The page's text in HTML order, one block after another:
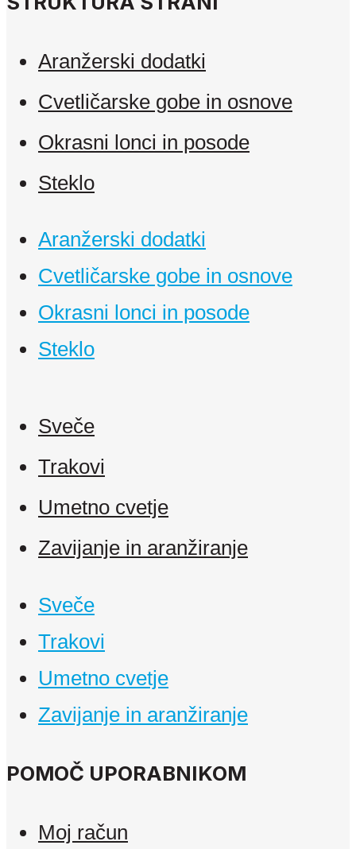
Aranžerski dodatki
Cvetličarske gobe in osnove
Okrasni lonci in posode
Steklo
Aranžerski dodatki
Cvetličarske gobe in osnove
Okrasni lonci in posode
Steklo
Sveče
Trakovi
Umetno cvetje
Zavijanje in aranžiranje
Sveče
Trakovi
Umetno cvetje
Zavijanje in aranžiranje
POMOČ UPORABNIKOM
Moj račun